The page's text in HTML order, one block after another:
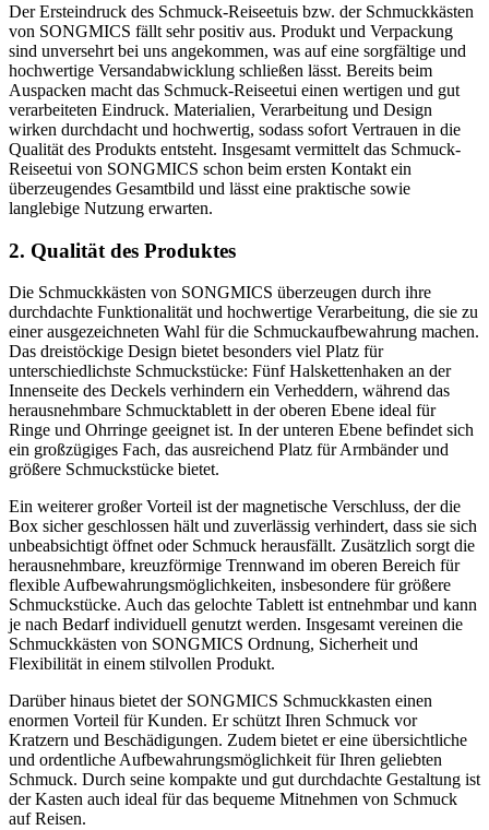
Der Ersteindruck des Schmuck-Reiseetuis bzw. der Schmuckkästen
von SONGMICS fällt sehr positiv aus. Produkt und Verpackung
sind unversehrt bei uns angekommen, was auf eine sorgfältige und
hochwertige Versandabwicklung schließen lässt. Bereits beim
Auspacken macht das Schmuck-Reiseetui einen wertigen und gut
verarbeiteten Eindruck. Materialien, Verarbeitung und Design
wirken durchdacht und hochwertig, sodass sofort Vertrauen in die
Qualität des Produkts entsteht. Insgesamt vermittelt das Schmuck-
Reiseetui von SONGMICS schon beim ersten Kontakt ein
überzeugendes Gesamtbild und lässt eine praktische sowie
langlebige Nutzung erwarten.
2. Qualität des Produktes
Die Schmuckkästen von SONGMICS überzeugen durch ihre
durchdachte Funktionalität und hochwertige Verarbeitung, die sie zu
einer ausgezeichneten Wahl für die Schmuckaufbewahrung machen.
Das dreistöckige Design bietet besonders viel Platz für
unterschiedlichste Schmuckstücke: Fünf Halskettenhaken an der
Innenseite des Deckels verhindern ein Verheddern, während das
herausnehmbare Schmucktablett in der oberen Ebene ideal für
Ringe und Ohrringe geeignet ist. In der unteren Ebene befindet sich
ein großzügiges Fach, das ausreichend Platz für Armbänder und
größere Schmuckstücke bietet.
Ein weiterer großer Vorteil ist der magnetische Verschluss, der die
Box sicher geschlossen hält und zuverlässig verhindert, dass sie sich
unbeabsichtigt öffnet oder Schmuck herausfällt. Zusätzlich sorgt die
herausnehmbare, kreuzförmige Trennwand im oberen Bereich für
flexible Aufbewahrungsmöglichkeiten, insbesondere für größere
Schmuckstücke. Auch das gelochte Tablett ist entnehmbar und kann
je nach Bedarf individuell genutzt werden. Insgesamt vereinen die
Schmuckkästen von SONGMICS Ordnung, Sicherheit und
Flexibilität in einem stilvollen Produkt.
Darüber hinaus bietet der SONGMICS Schmuckkasten einen
enormen Vorteil für Kunden. Er schützt Ihren Schmuck vor
Kratzern und Beschädigungen. Zudem bietet er eine übersichtliche
und ordentliche Aufbewahrungsmöglichkeit für Ihren geliebten
Schmuck. Durch seine kompakte und gut durchdachte Gestaltung ist
der Kasten auch ideal für das bequeme Mitnehmen von Schmuck
auf Reisen.